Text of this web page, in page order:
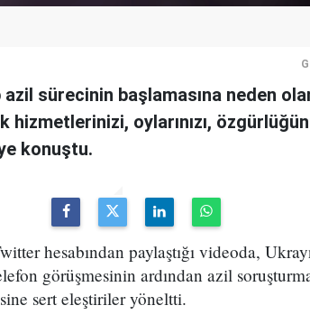
azil sürecinin başlamasına neden
hizmetlerinizi, oylarınızı,
konuştu.
hesabından paylaştığı videoda,
görüşmesinin ardından azil
sert eleştiriler yöneltti.